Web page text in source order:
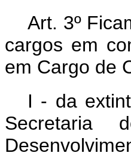
Art. 3º
cargos em
em Cargo de
I - da
Secretaria